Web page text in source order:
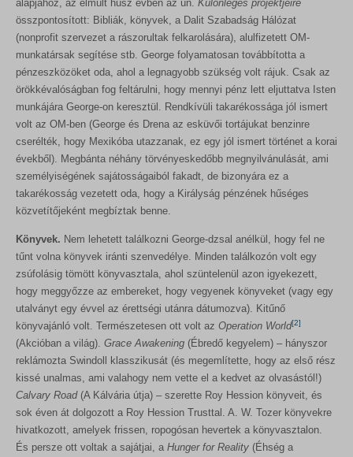
alapjához, az elmúlt húsz évben az ún. Különleges projektjeire
összpontosított: Bibliák, könyvek, a Dalit Szabadság Hálózat
(nonprofit szervezet a rászorultak felkarolására), alulfizetett OM-
munkatársak segítése stb. George folyamatosan továbbította a
pénzeszközöket oda, ahol a legnagyobb szükség volt rájuk. Csak az
örökkévalóságban fog feltárulni, hogy mennyi pénz lett eljuttatva Isten
munkájára George-on keresztül. Rendkívüli takarékossága jól ismert
volt az OM-ben (George és Drena az esküvői tortájukat benzinre
cserélték, hogy Mexikóba utazzanak, ez egy jól ismert történet a korai
évekből). Megbánta néhány törvényeskedőbb megnyilvánulását, ami
személyiségének sajátosságaiból fakadt, de bizonyára ez a
takarékosság vezetett oda, hogy a Királyság pénzének hűséges
közvetítőjeként megbíztak benne.
Könyvek. Nem lehetett találkozni George-dzsal anélkül, hogy fel ne
tűnt volna könyvek iránti szenvedélye. Minden találkozón volt egy
zsúfolásig tömött könyvasztala, ahol szüntelenül azon igyekezett,
hogy meggyőzze az embereket, hogy vegyenek könyveket (vagy egy
utalványt egy évvel az érettségi utánra dátumozva). Kitűnő
könyvajánló volt. Természetesen ott volt az Operation World[2]
(Akcióban a világ). Grace Awakening (Ébredő kegyelem) – hányszor
reklámozta Swindoll klasszikusát (és megemlítette, hogy az első rész
kissé unalmas, ami valahogy nem vette el a kedvet az olvasástól!)
Calvary Road(A Kálvária útja) – szerette Roy Hession könyveit, és
sok éven át dolgozott a Roy Hession Trusttal. A. W. Tozer könyvekre
hivatkozott, amelyek frissen, ropogósan hevertek a könyvasztalon.
És persze ott voltak a sajátjai, a Hunger for Reality (Éhség a
wordpress_logged_in_*
wordpress_test_cookie
wp_lang
wp_woocommerce_session_*
wp-settings-*
wp-settings-time-*
rs6_overview_pagination
sbjs_current_add
sbjs_first_add
sbjs_session
tk_ai
Részletek megjelenítése
MicrosoftApplicationsTelemetryDeviceId
MicrosoftApplicationsTelemetryFirstLaunchTime
redux_*
ssm_au_c
wp-*